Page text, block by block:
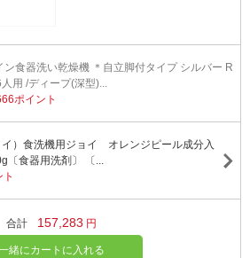
い乾燥機 ＊自立脚付タイプ シルバー R
用 /ディープ(深型)...
ポイント
）食洗機用ジョイ オレンジピール成分入
食器用洗剤〕 〔...
合計 157,283 円
緒にカートに入れる